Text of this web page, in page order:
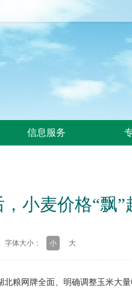
信息服务
小麦价格“飘”
字体大小： 小 大
网牌全面、明确调整玉米大